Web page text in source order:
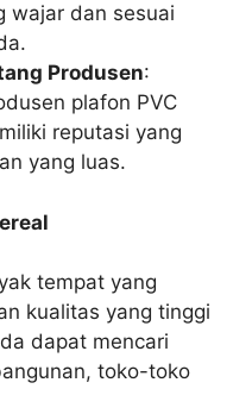
wajar dan sesuai
Produsen:
plafon PVC
reputasi yang
yang luas.
tempat yang
kualitas yang tinggi
dapat mencari
toko-toko